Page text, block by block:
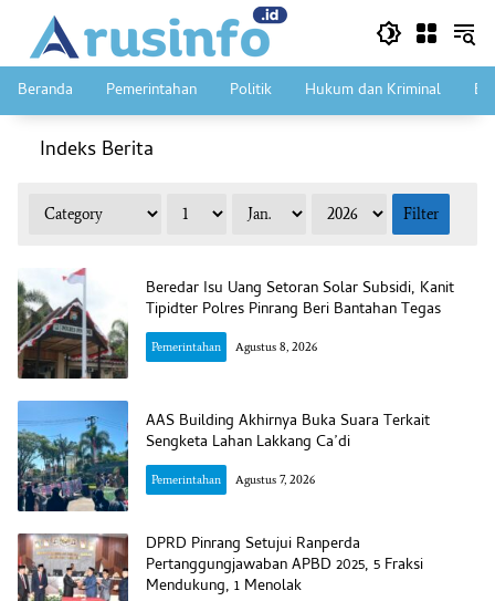
konten
Beranda Pemerintahan Politik Hukum dan Kriminal
Indeks Berita
Beredar Isu Uang Setoran Solar Subsidi, Kanit
Tipidter Polres Pinrang Beri Bantahan Tegas
Pemerintahan Agustus 8, 2026
AAS Building Akhirnya Buka Suara Terkait
Sengketa Lahan Lakkang Ca’di
Pemerintahan Agustus 7, 2026
DPRD Pinrang Setujui Ranperda
Pertanggungjawaban APBD 2025, 5 Fraksi
Mendukung, 1 Menolak